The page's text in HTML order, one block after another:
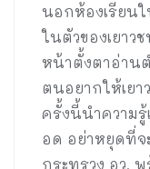
นอกห้องเรียน
ในตัวของเยาว
หน้าตั้งตาอ่านต
ตนอยากให้เย
ครั้งนี้นำความ
อด อย่าหยุดที่จ
กระทรวง อว.